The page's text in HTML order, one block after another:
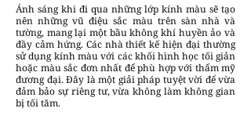
Ánh sáng khi đi qua những lớp kính màu sẽ tạo
nên những vũ điệu sắc màu trên sàn nhà và
tường, mang lại một bầu không khí huyền ảo và
đầy cảm hứng. Các nhà thiết kế hiện đại thường
sử dụng kính màu với các khối hình học tối giản
hoặc màu sắc đơn nhất để phù hợp với thẩm mỹ
đương đại. Đây là một giải pháp tuyệt vời để vừa
đảm bảo sự riêng tư, vừa không làm không gian
bị tối tăm.